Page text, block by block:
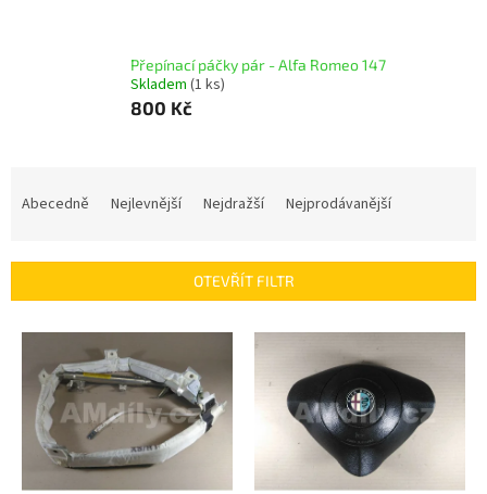
Přepínací páčky pár - Alfa Romeo 147
Skladem (1 ks)
800 Kč
í
Abecedně Nejlevnější Nejdražší Nejprodávanější
OTEVŘÍT FILTR
V